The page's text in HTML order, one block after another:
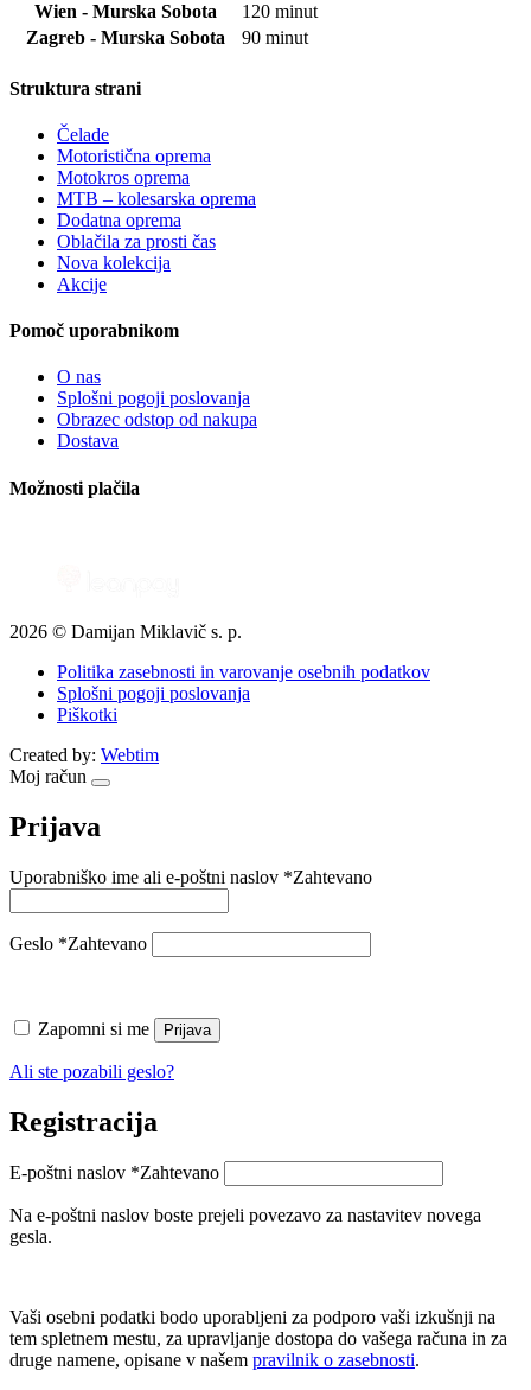
Wien - Murska Sobota
120 minut
Zagreb - Murska Sobota
90 minut
Struktura strani
Čelade
Motoristična oprema
Motokros oprema
MTB – kolesarska oprema
Dodatna oprema
Oblačila za prosti čas
Nova kolekcija
Akcije
Pomoč uporabnikom
O nas
Splošni pogoji poslovanja
Obrazec odstop od nakupa
Dostava
Možnosti plačila
2026 © Damijan Miklavič s. p.
Politika zasebnosti in varovanje osebnih podatkov
Splošni pogoji poslovanja
Piškotki
Created by: Webtim
Moj račun
Prijava
Uporabniško ime ali e-poštni naslov *Zahtevano
Geslo *Zahtevano
Zapomni si me Prijava
Ali ste pozabili geslo?
Registracija
E-poštni naslov *Zahtevano
Na e-poštni naslov boste prejeli povezavo za nastavitev novega
gesla.
Vaši osebni podatki bodo uporabljeni za podporo vaši izkušnji na
tem spletnem mestu, za upravljanje dostopa do vašega računa in za
druge namene, opisane v našem pravilnik o zasebnosti.